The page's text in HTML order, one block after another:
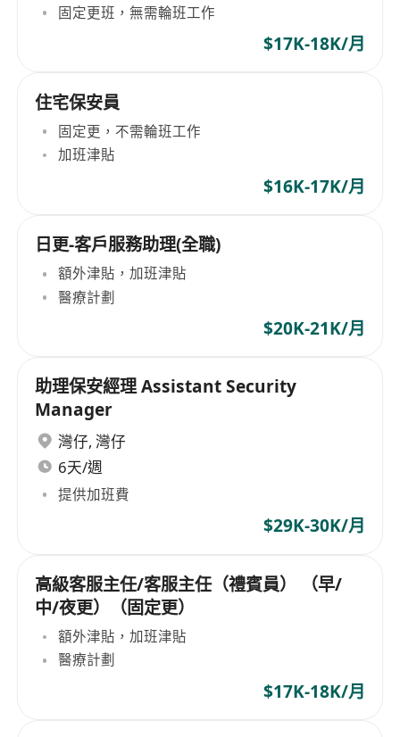
固定更班，無需輪班工作
$17K-18K/月
住宅保安員
固定更，不需輪班工作
加班津貼
$16K-17K/月
日更-客戶服務助理(全職)
額外津貼，加班津貼
醫療計劃
$20K-21K/月
助理保安經理 Assistant Security
Manager
灣仔, 灣仔
6天/週
提供加班費
$29K-30K/月
高級客服主任/客服主任（禮賓員） （早/
中/夜更）（固定更）
額外津貼，加班津貼
醫療計劃
$17K-18K/月